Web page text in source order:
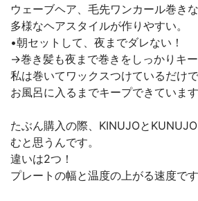
ウェーブヘア、毛先ワンカール巻き
多様なヘアスタイルが作りやすい。
•朝セットして、夜までダレない！
→巻き髪も夜まで巻きをしっかりキー
私は巻いてワックスつけているだけで
お風呂に入るまでキープできています
たぶん購入の際、KINUJOと
むと思うんです。
違いは2つ！
プレートの幅と温度の上がる速度です